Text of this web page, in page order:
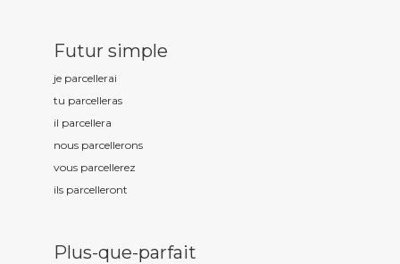
Futur simple
je parcellerai
tu parcelleras
il parcellera
nous parcellerons
vous parcellerez
ils parcelleront
Plus-que-parfait